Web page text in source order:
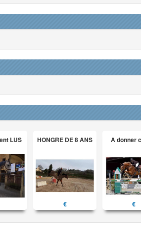
LUS HONGRE DE 8 ANS
€
A donner
€